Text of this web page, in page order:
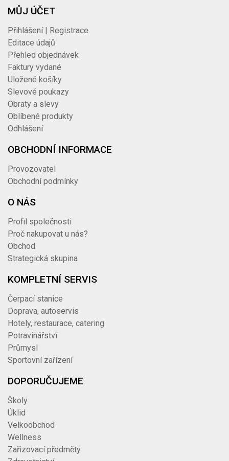
MŮJ ÚČET
Přihlášení | Registrace
Editace údajů
Přehled objednávek
Faktury vydané
Uložené košíky
Slevové poukazy
Obraty a slevy
Oblíbené produkty
Odhlášení
OBCHODNÍ INFORMACE
Provozovatel
Obchodní podmínky
O NÁS
Profil společnosti
Proč nakupovat u nás?
Obchod
Strategická skupina
KOMPLETNÍ SERVIS
Čerpací stanice
Doprava, autoservis
Hotely, restaurace, catering
Potravinářství
Průmysl
Sportovní zařízení
DOPORUČUJEME
Školy
Úklid
Velkoobchod
Wellness
Zařizovací předměty